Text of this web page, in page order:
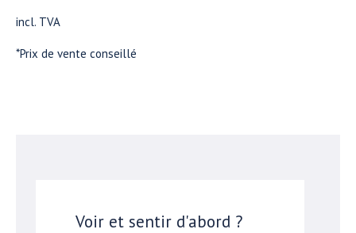
incl. TVA
*Prix de vente conseillé
Voir et sentir d'abord ?